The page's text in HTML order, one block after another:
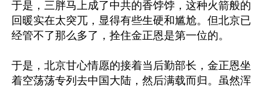
于是，三胖马上成了中共的香饽饽，这种火箭般的
回暖实在太突兀，显得有些生硬和尴尬。但北京已
经管不了那么多了，拴住金正恩是第一位的。
于是，北京甘心情愿的接着当后勤部长，金正恩坐
着空荡荡专列去中国大陆，然后满载而归。虽然浑